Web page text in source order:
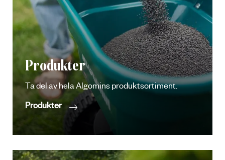
Produkter
Ta del av hela Algomins produktsortiment.
Produkter